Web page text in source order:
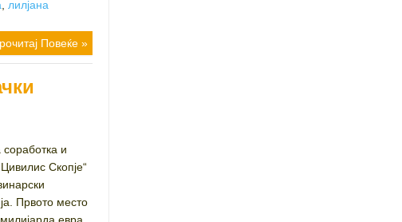
лилјана
Повеќе »
и
Скопје“
Првото место